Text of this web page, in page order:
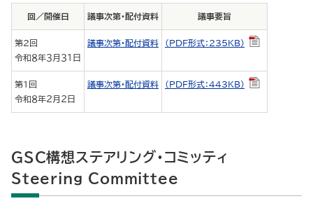
回／開催日 議事次第・配付資料 議事要旨
第2回
令和８年３月３１日
議事次第・配付資料 （PDF形式：235KB）
第1回
令和８年２月２日
議事次第・配付資料 （PDF形式：443KB）
GSC構想ステアリング・コミッティ
Steering Committee